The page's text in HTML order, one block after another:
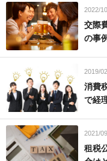
2022/
交際
の事
2019/
消費
で経
2021/
租税